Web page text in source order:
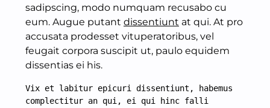
sadipscing, modo numquam recusabo cu
eum. Augue putant dissentiunt at qui. At pro
accusata prodesset vituperatoribus, vel
feugait corpora suscipit ut, paulo equidem
dissentias ei his.
Vix et labitur epicuri dissentiunt, habemus
complectitur an qui, ei qui hinc falli